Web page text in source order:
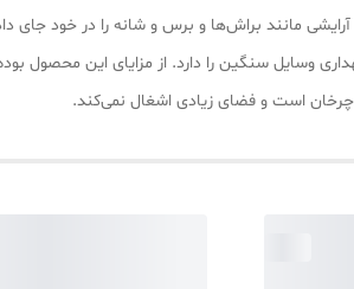
مانند براش‌ها و برس و شانه را در خود جای
وسایل سنگین را دارد. از مزایای این محصول
چرخان است و فضای زیادی اشغال نمی‌کند.